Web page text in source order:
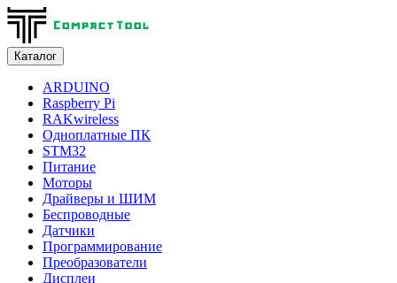
Каталог
ARDUINO
Raspberry Pi
RAKwireless
Одноплатные ПК
STM32
Питание
Моторы
Драйверы и ШИМ
Беспроводные
Датчики
Программирование
Преобразователи
Дисплеи